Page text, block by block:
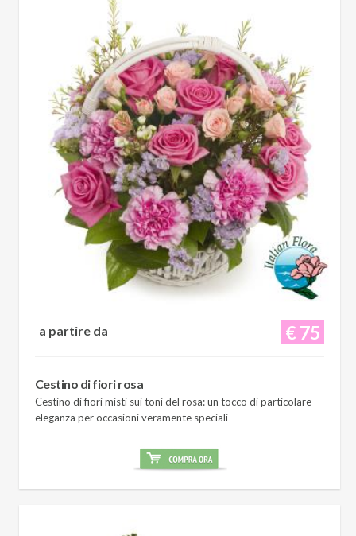
€ 75
a partire da
Cestino di fiori rosa
Cestino di fiori misti sui toni del rosa: un tocco di particolare
eleganza per occasioni veramente speciali